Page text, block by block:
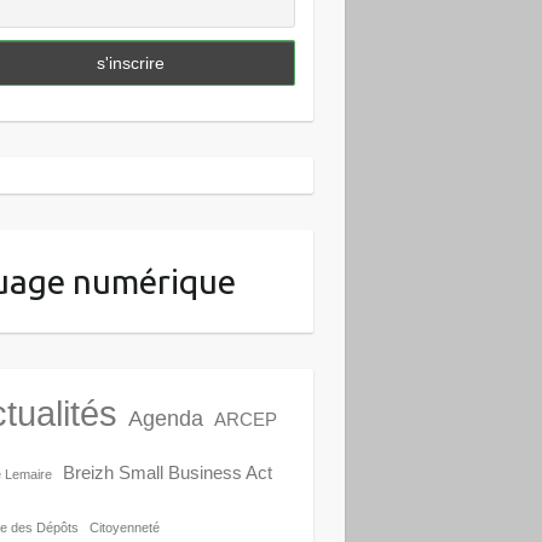
numérique
Agenda ARCEP
Lemaire Breizh Small Business Act
des Dépôts Citoyenneté